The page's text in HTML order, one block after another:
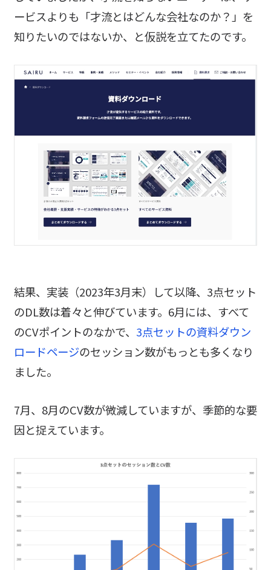
ービスよりも「才流とはどんな会社なのか？」を
知りたいのではないか、と仮説を立てたのです。
結果、実装（2023年3月末）して以降、3点セット
のDL数は着々と伸びています。6月には、すべて
のCVポイントのなかで、 3点セットの資料ダウン
ロードページのセッション数がもっとも多くなり
ました。
7月、8月のCV数が微減していますが、季節的な要
因と捉えています。